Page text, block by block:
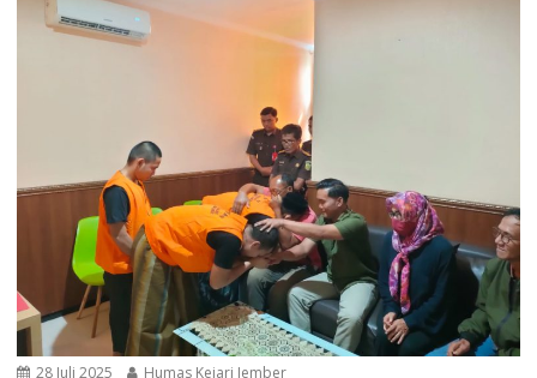
28 Juli 2025 Humas Kejari Jember